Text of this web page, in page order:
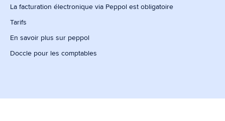
La facturation électronique via Peppol est obligatoire
Tarifs
En savoir plus sur peppol
Doccle pour les comptables